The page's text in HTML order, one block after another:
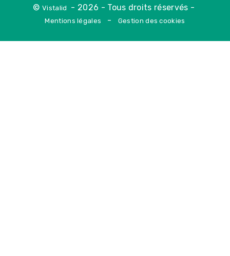
©Vistalid - 2026 - Tous droits réservés -
Mentions légales - Gestion des cookies